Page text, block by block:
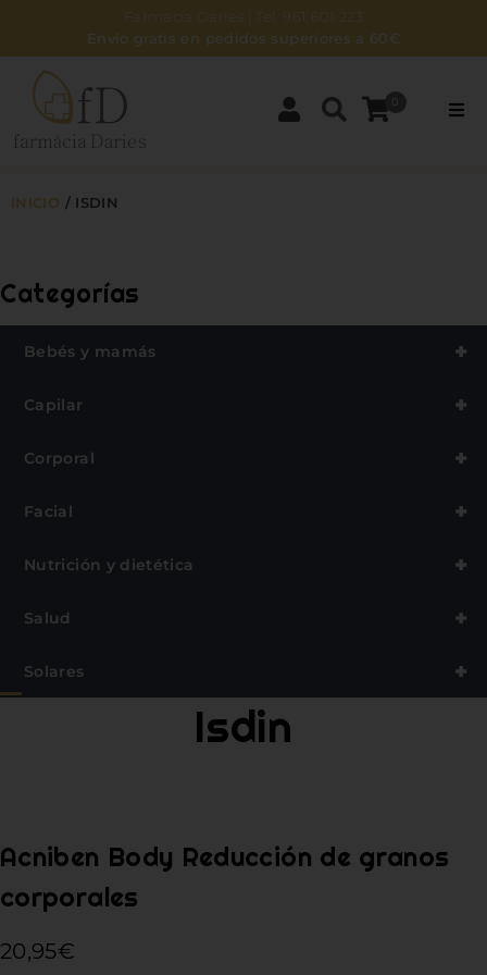
Farmacia Daries | Tel. 961 601 223
Envío gratis en pedidos superiores a 60€
INICIO / ISDIN
Categorías
+
Bebés y mamás
+
Capilar
+
Corporal
+
Facial
+
Nutrición y dietética
+
Salud
+
Solares
Isdin
Acniben Body Reducción de granos
corporales
20,95€